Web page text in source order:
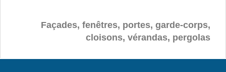
Façades, fenêtres, portes, garde-corps,
cloisons, vérandas, pergolas